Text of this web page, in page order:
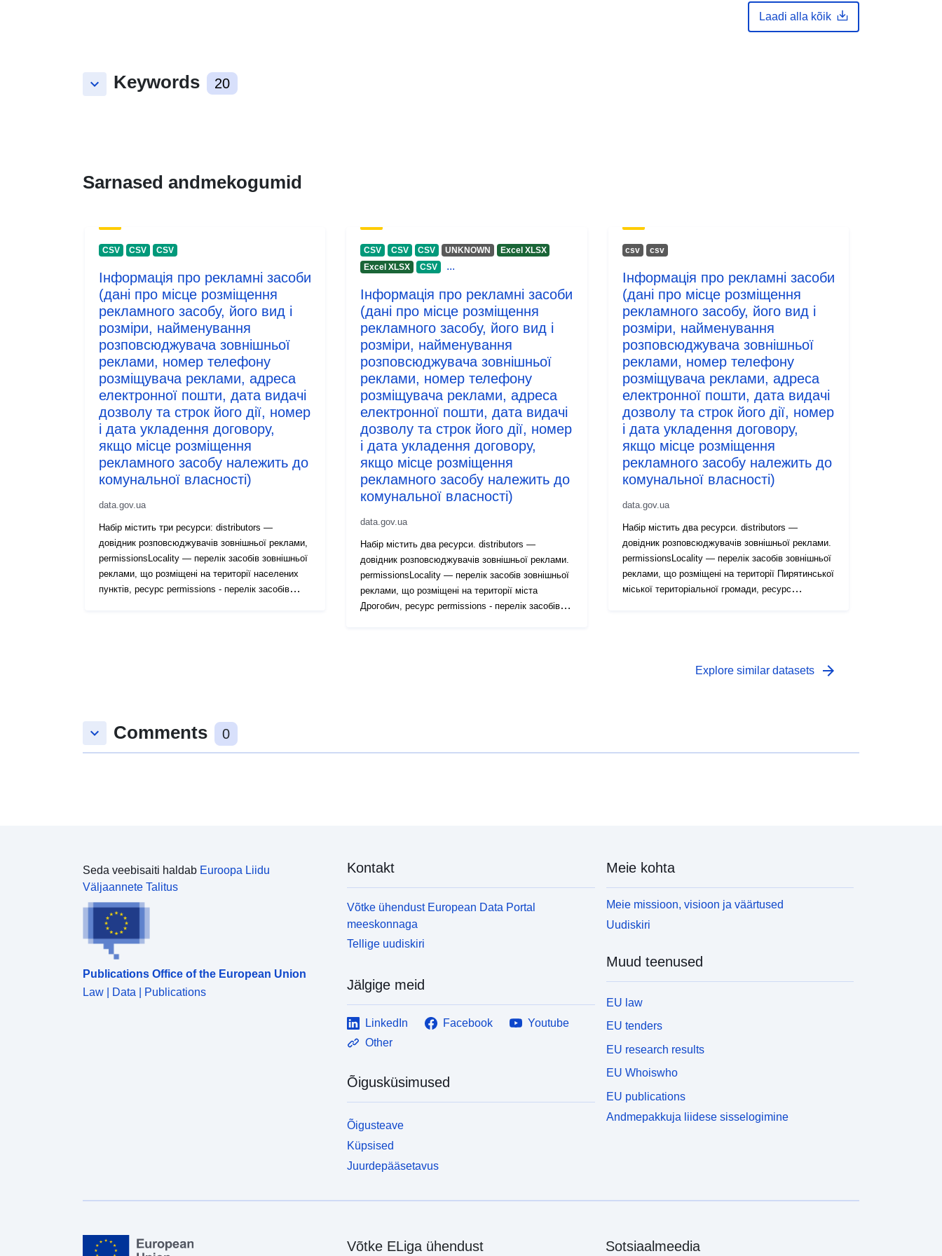
Laadi alla kõik
keyboard_arrow_down Keywords 20
Sarnased andmekogumid
CSV CSV CSV
Інформація про рекламні засоби
(дані про місце розміщення
рекламного засобу, його вид і
розміри, найменування
розповсюджувача зовнішньої
реклами, номер телефону
розміщувача реклами, адреса
електронної пошти, дата видачі
дозволу та строк його дії, номер
і дата укладення договору,
якщо місце розміщення
рекламного засобу належить до
комунальної власності)
data.gov.ua
Набір містить три ресурси: distributors —
довідник розповсюджувачів зовнішньої реклами,
permissionsLocality — перелік засобів зовнішньої
реклами, що розміщені на території населених
пунктів, ресурс permissions - перелік засобів
CSV CSV CSV UNKNOWN
Excel XLSX
Excel XLSX
CSV ...
Інформація про рекламні засоби
(дані про місце розміщення
рекламного засобу, його вид і
розміри, найменування
розповсюджувача зовнішньої
реклами, номер телефону
розміщувача реклами, адреса
електронної пошти, дата видачі
дозволу та строк його дії, номер
і дата укладення договору,
якщо місце розміщення
рекламного засобу належить до
комунальної власності)
data.gov.ua
Набір містить два ресурси. distributors —
довідник розповсюджувачів зовнішньої реклами.
permissionsLocality — перелік засобів зовнішньої
реклами, що розміщені на території міста
Дрогобич, ресурс permissions - перелік засобів
сsv сsv
Інформація про рекламні засоби
(дані про місце розміщення
рекламного засобу, його вид і
розміри, найменування
розповсюджувача зовнішньої
реклами, номер телефону
розміщувача реклами, адреса
електронної пошти, дата видачі
дозволу та строк його дії, номер
і дата укладення договору,
якщо місце розміщення
рекламного засобу належить до
комунальної власності)
data.gov.ua
Набір містить два ресурси. distributors —
довідник розповсюджувачів зовнішньої реклами.
permissionsLocality — перелік засобів зовнішньої
реклами, що розміщені на території Пирятинської
міської територіальної громади, ресурс
Explore similar datasets arrow_forward
keyboard_arrow_down Comments 0
Seda veebisaiti haldab Euroopa Liidu
Väljaannete Talitus
Publications Office of the European Union
Law | Data | Publications
Kontakt
Võtke ühendust European Data Portal
meeskonnaga
Tellige uudiskiri
Jälgige meid
LinkedIn Facebook
Youtube
Other
Õigusküsimused
Õigusteave
Küpsised
Juurdepääsetavus
Meie kohta
Meie missioon, visioon ja väärtused
Uudiskiri
Muud teenused
EU law
EU tenders
EU research results
EU Whoiswho
EU publications
Andmepakkuja liidese sisselogimine
Võtke ELiga ühendust Sotsiaalmeedia